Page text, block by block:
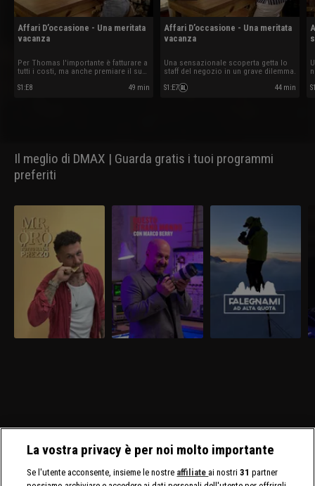
Affari D’occasione - Una meritata
vacanza
Per Thomas l'importante è fatturare a
tutti i costi, ma anche premiare il suo
S1 :E8 49 min
Affari D’occasione - Una meritata
vacanza
Una sensazionale scoperta getta lo
staff del negozio in un grave dilemma.
S1 :E7 44 min
Il meglio di DMAX | Guarda gratis i tuoi programmi
preferiti
La vostra privacy è per noi molto importante
Se l'utente acconsente, insieme le nostre affiliate ai nostri31 partner